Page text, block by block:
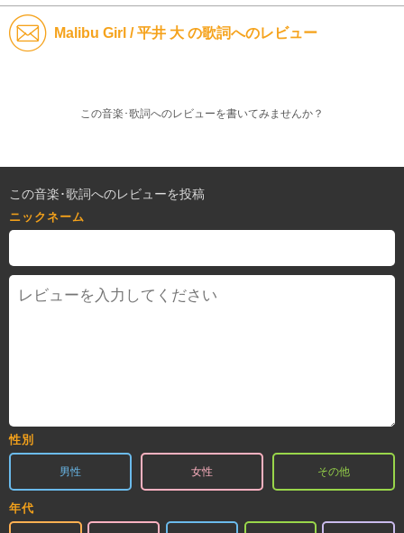
Malibu Girl / 平井 大 の歌詞へのレビュー
この音楽･歌詞へのレビューを書いてみませんか？
この音楽･歌詞へのレビューを投稿
ニックネーム
性別
男性 女性 その他
年代